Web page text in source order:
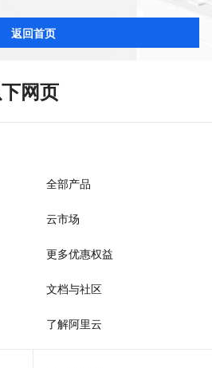
返回首页
网页
全部产品
云市场
更多优惠权益
文档与社区
了解阿里云